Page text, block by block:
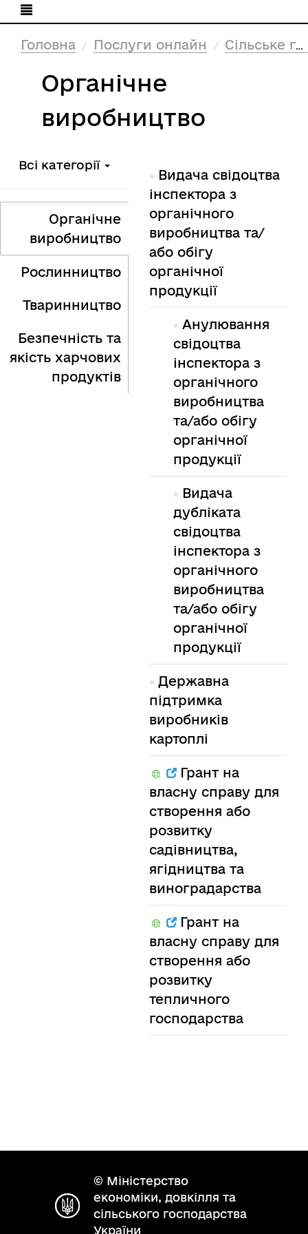
Головна Послуги онлайн Сільське господарство
Органічне
виробництво
Всі категорії
Органічне
виробництво
Рослинництво
Тваринництво
Безпечність та
якість харчових
продуктів
Видача свідоцтва
інспектора з
органічного
виробництва та/
або обігу
органічної
продукції
Анулювання
свідоцтва
інспектора з
органічного
виробництва
та/або обігу
органічної
продукції
Видача
дубліката
свідоцтва
інспектора з
органічного
виробництва
та/або обігу
органічної
продукції
Державна
підтримка
виробників
картоплі
Грант на
власну справу для
створення або
розвитку
садівництва,
ягідництва та
виноградарства
Грант на
власну справу для
створення або
розвитку
тепличного
господарства
© Міністерство
економіки, довкілля та
сільського господарства
України